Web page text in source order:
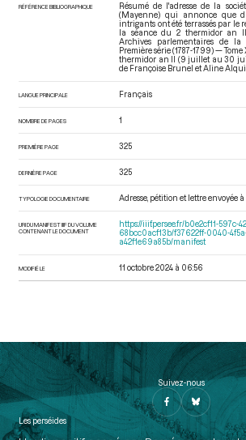
RÉFÉRENCE BIBLIOGRAPHIQUE
Résumé de l'adresse de la
(Mayenne) qui annonce que
intrigants ont été terrassés par le
la séance du 2 thermidor an
Archives parlementaires de
Première série (1787-1799) —
thermidor an II (9 juillet au 30
de Françoise Brunel et Aline
LANGUE PRINCIPALE Français
NOMBRE DE PAGES 1
PREMIÈRE PAGE 325
DERNIÈRE PAGE 325
TYPOLOGIE DOCUMENTAIRE Adresse, pétition et lettre envoyée à
URI DU MANIFEST IIIF DU VOLUME
CONTENANT LE DOCUMENT
https://iiif.persee.fr/b0e2cf11-597c-
68bcc0acf13b/f37622ff-0040-
a42f1e69a85b/manifest
MODIFIÉ LE 11 octobre 2024 à 06:56
Suivez-nous
Les perséides